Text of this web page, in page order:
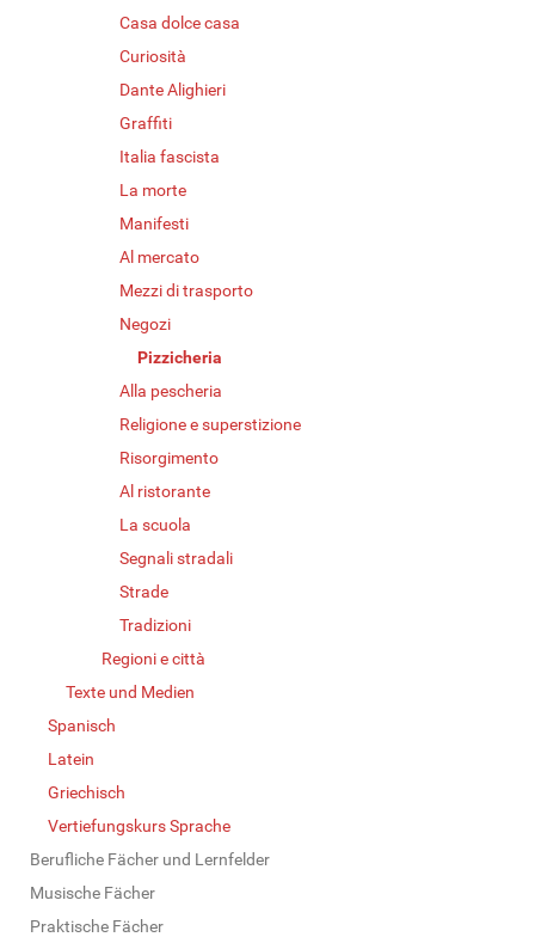
Casa dolce casa
Curiosità
Dante Alighieri
Graffiti
Italia fascista
La morte
Manifesti
Al mercato
Mezzi di trasporto
Negozi
Pizzicheria
Alla pescheria
Religione e superstizione
Risorgimento
Al ristorante
La scuola
Segnali stradali
Strade
Tradizioni
Regioni e città
Texte und Medien
Spanisch
Latein
Griechisch
Vertiefungskurs Sprache
Berufliche Fächer und Lernfelder
Musische Fächer
Praktische Fächer